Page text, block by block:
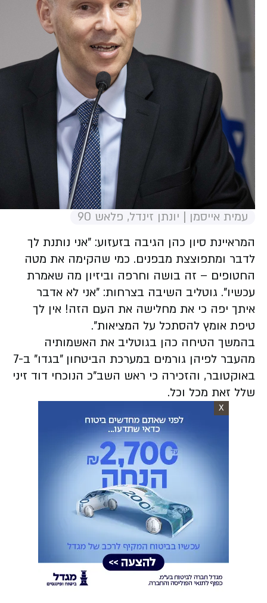
עמית אייסמן | יונתן זינדל, פלאש 90
המראיינת סיון כהן הגיבה בזעזוע: "אני נותנת לך
לדבר ומתפוצצת מבפנים. כמי שהקימה את מטה
החטופים – זה בושה וחרפה וביזיון מה שאמרת
עכשיו". גוטליב השיבה בצרחות: "אני לא אדבר
איתך יפה כי את מחלישה את העם הזה! אין לך
טיפת אומץ להסתכל על המציאות".
בהמשך הטיחה כהן בגוטליב את האשמותיה
מהעבר לפיהן גורמים במערכת הביטחון "בגדו" ב-7
באוקטובר, והזכירה כי ראש השב"כ הנוכחי דוד זיני
שלל זאת מכל וכל.
X